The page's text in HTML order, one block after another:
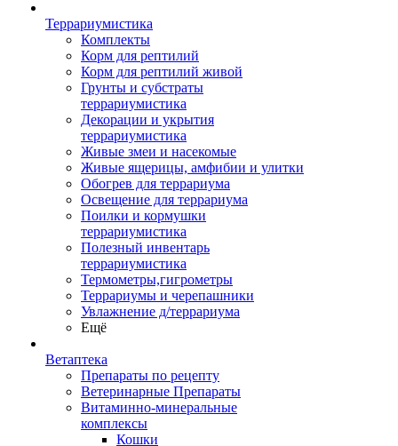
Террариумистика
Комплекты
Корм для рептилий
Корм для рептилий живой
Грунты и субстраты
террариумистика
Декорации и укрытия
террариумистика
Живые змеи и насекомые
Живые ящерицы, амфибии и улитки
Обогрев для террариума
Освещение для террариума
Поилки и кормушки
террариумистика
Полезный инвентарь
террариумистика
Термометры,гигрометры
Террариумы и черепашники
Увлажнение д/террариума
Ещё
Ветаптека
Препараты по рецепту
Ветеринарные Препараты
Витаминно-минеральные
комплексы
Кошки